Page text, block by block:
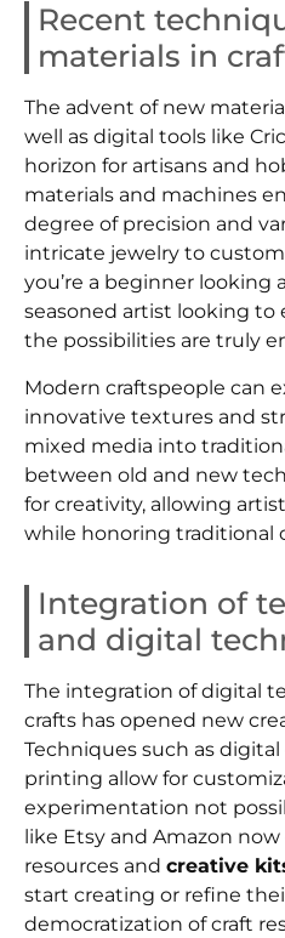
Recent
materials in
The advent of new
well as digital tools like
horizon for artisans and
materials and machines
degree of precision and
intricate jewelry to
you’re a beginner looking
seasoned artist looking to
the possibilities are truly
Modern craftspeople can
innovative textures and
mixed media into
between old and new
for creativity, allowing
while honoring traditional
Integration of
and digital
The integration of digital
crafts has opened new
Techniques such as
printing allow for
experimentation not
like Etsy and Amazon
resources and creative
start creating or refine
democratization of craft